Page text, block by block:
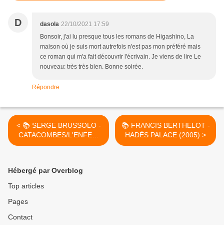
D dasola 22/10/2021 17:59
Bonsoir, j'ai lu presque tous les romans de Higashino, La
maison où je suis mort autrefois n'est pas mon préféré mais
ce roman qui m'a fait découvrir l'écrivain. Je viens de lire Le
nouveau: très très bien. Bonne soirée.
Répondre
< 📚 SERGE BRUSSOLO -
CATACOMBES/L'ENFER,
C'EST À QUEL ÉTAGE ?
📚 FRANCIS BERTHELOT -
HADÈS PALACE (2005) >
Hébergé par Overblog
Top articles
Pages
Contact